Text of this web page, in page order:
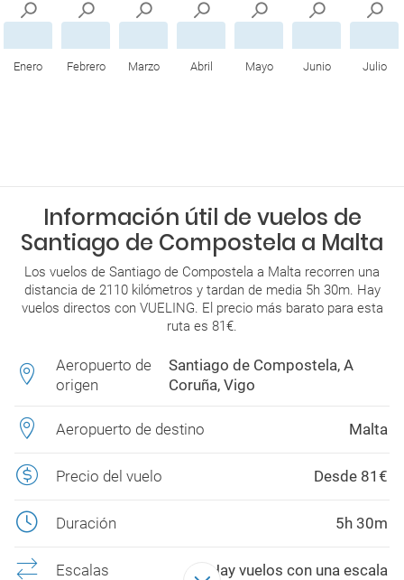
Enero Febrero Marzo Abril Mayo Junio Julio
Información útil de vuelos de
Santiago de Compostela a Malta
Los vuelos de Santiago de Compostela a Malta recorren una
distancia de 2110 kilómetros y tardan de media 5h 30m. Hay
vuelos directos con VUELING. El precio más barato para esta
ruta es 81€.
Aeropuerto de
origen
Santiago de Compostela, A
Coruña, Vigo
Aeropuerto de destino Malta
Precio del vuelo Desde 81€
Duración 5h 30m
Escalas Hay vuelos con una escala